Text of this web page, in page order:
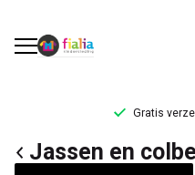
Gratis
Jassen
Jassen en